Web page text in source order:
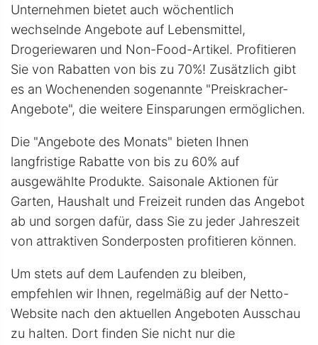
Unternehmen bietet auch wöchentlich
wechselnde Angebote auf Lebensmittel,
Drogeriewaren und Non-Food-Artikel. Profitieren
Sie von Rabatten von bis zu 70%! Zusätzlich gibt
es an Wochenenden sogenannte "Preiskracher-
Angebote", die weitere Einsparungen ermöglichen.
Die "Angebote des Monats" bieten Ihnen
langfristige Rabatte von bis zu 60% auf
ausgewählte Produkte. Saisonale Aktionen für
Garten, Haushalt und Freizeit runden das Angebot
ab und sorgen dafür, dass Sie zu jeder Jahreszeit
von attraktiven Sonderposten profitieren können.
Um stets auf dem Laufenden zu bleiben,
empfehlen wir Ihnen, regelmäßig auf der Netto-
Website nach den aktuellen Angeboten Ausschau
zu halten. Dort finden Sie nicht nur die